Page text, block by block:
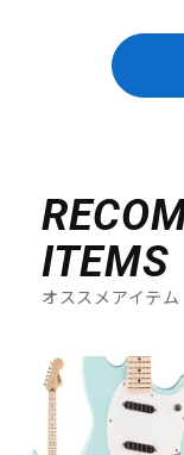
ITEMS
オススメアイテム